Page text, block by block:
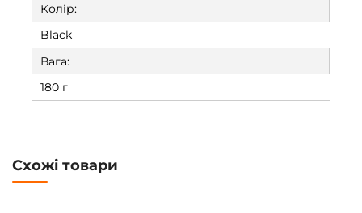
Колір:
Black
Вага:
180 г
Схожі товари